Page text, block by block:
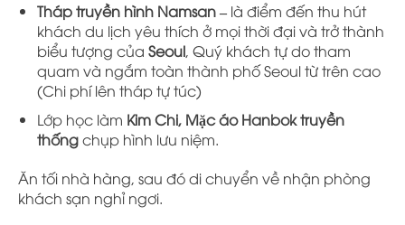
Tháp truyền hình Namsan– là điểm đến thu hút
khách du lịch yêu thích ở mọi thời đại và trở thành
biểu tượng của Seoul, Quý khách tự do tham
quam và ngắm toàn thành phố Seoul từ trên cao
(Chi phí lên tháp tự túc)
Lớp học làm Kim Chi, Mặc áo Hanbok truyền
thốngchụp hình lưu niệm.
Ăn tối nhà hàng, sau đó di chuyển về nhận phòng
khách sạn nghỉ ngơi.